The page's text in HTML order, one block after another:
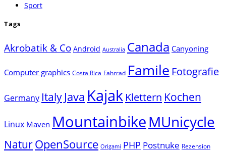
Sport
Tags
Akrobatik & Co Android Australia Canada Canyoning
Computer graphics Costa Rica Fahrrad Famile Fotografie
Germany Italy Java Kajak Klettern Kochen
Linux Maven MountainbikeMUnicycle
NaturOpenSource Origami PHP Postnuke Rezension